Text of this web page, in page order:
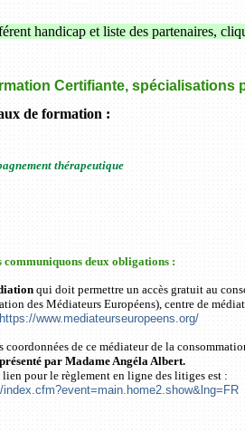
handicap et liste des partenaires,
Certifiante, spécialisations
de formation :
thérapeutique
deux obligations :
qui doit permettre un accès gratuit au
des Médiateurs Européens), centre de
https://www.mediateurseuropeens.org/
coordonnées de ce médiateur de la
par Madame Angéla Albert.
pour le règlement en ligne des litiges est :